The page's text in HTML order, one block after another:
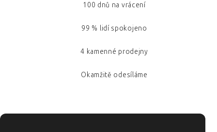
100 dnů na vrácení
99 % lidí spokojeno
4 kamenné prodejny
Okamžitě odesíláme
ZÁPATÍ